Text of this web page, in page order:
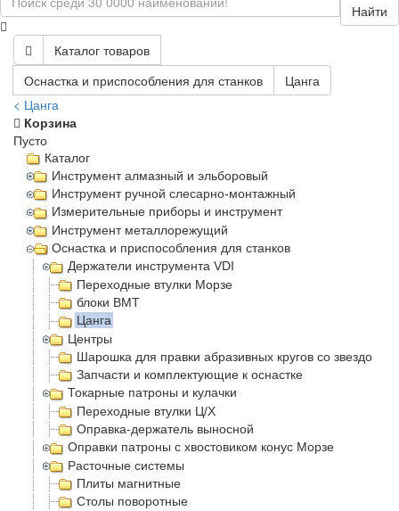
Найти
Каталог товаров
Оснастка и приспособления для станков
Цанга
< Цанга
Корзина
Пусто
Каталог
Инструмент алмазный и эльборовый
Инструмент ручной слесарно-монтажный
Измерительные приборы и инструмент
Инструмент металлорежущий
Оснастка и приспособления для станков
Держатели инструмента VDI
Переходные втулки Морзе
блоки BMT
Цанга
Центры
Шарошка для правки абразивных кругов со
Запчасти и комплектующие к оснастке
Токарные патроны и кулачки
Переходные втулки Ц/Х
Оправка-держатель выносной
Оправки патроны с хвостовиком конус Морзе
Расточные системы
Плиты магнитные
Столы поворотные